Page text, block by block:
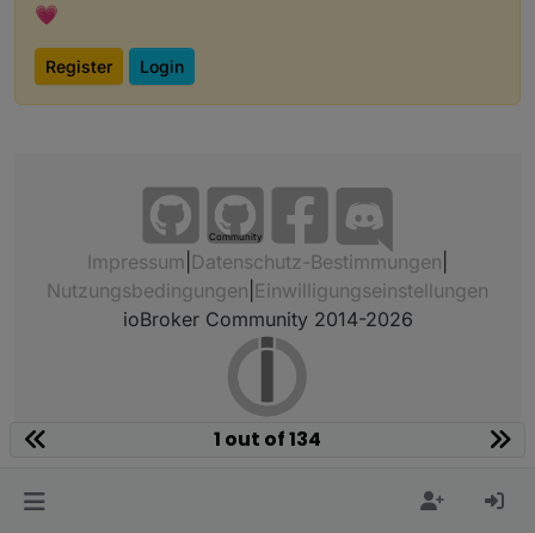
💗
Register Login
Community
Impressum Datenschutz-Bestimmungen
Nutzungsbedingungen Einwilligungseinstellungen
ioBroker Community 2014-2026
1 out of 134